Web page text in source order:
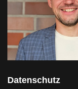
Datenschutz